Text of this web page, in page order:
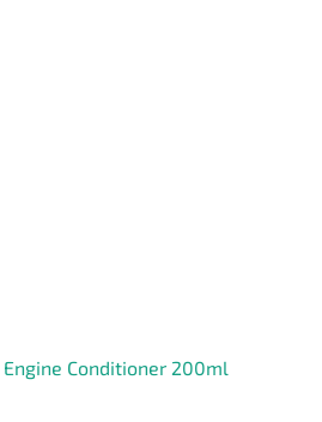
Conditioner 200ml